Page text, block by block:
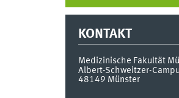
KONTAKT
Medizinische Fakultät
Albert-Schweitzer-
48149 Münster